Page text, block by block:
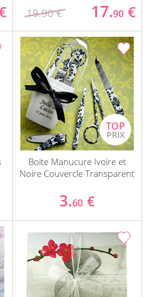
19.90 € 17.90 €
Boite Manucure Ivoire et
Noire Couvercle Transparent
3.60 €